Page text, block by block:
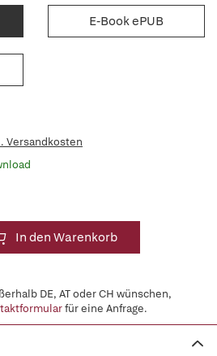
E-Book ePUB
Versandkosten
In den Warenkorb
DE, AT oder CH wünschen,
für eine Anfrage.